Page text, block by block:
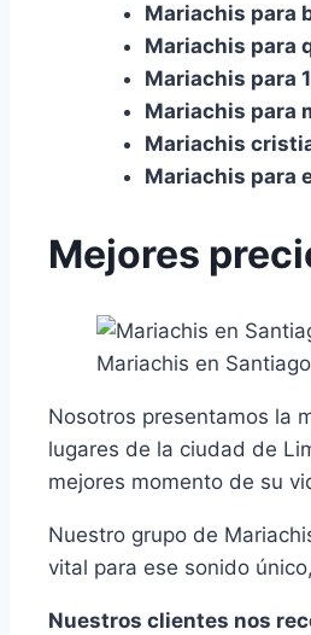
Mariachis para
Mariachis para
Mariachis para
Mariachis para
Mariachis
Mariachis para
Mejores
Mariachis en
Nosotros presentamos la
lugares de la ciudad de
mejores momento de su
Nuestro grupo de
vital para ese sonido
Nuestros clientes nos